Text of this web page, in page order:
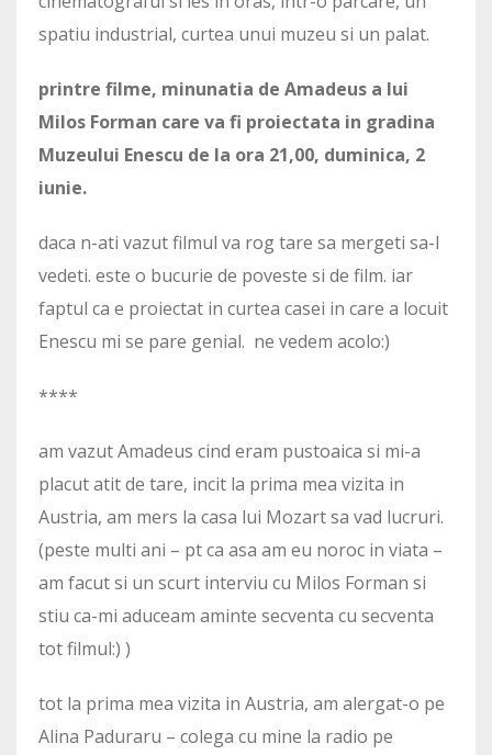
spatiu industrial, curtea unui muzeu si un palat.
printre filme, minunatia de Amadeus a lui
Milos Forman care va fi proiectata in gradina
Muzeului Enescu de la ora 21,00, duminica, 2
iunie.
daca n-ati vazut filmul va rog tare sa mergeti sa-l
vedeti. este o bucurie de poveste si de film. iar
faptul ca e proiectat in curtea casei in care a locuit
Enescu mi se pare genial. ne vedem acolo:)
****
am vazut Amadeus cind eram pustoaica si mi-a
placut atit de tare, incit la prima mea vizita in
Austria, am mers la casa lui Mozart sa vad lucruri.
(peste multi ani – pt ca asa am eu noroc in viata –
am facut si un scurt interviu cu Milos Forman si
stiu ca-mi aduceam aminte secventa cu secventa
tot filmul:) )
tot la prima mea vizita in Austria, am alergat-o pe
Alina Paduraru – colega cu mine la radio pe